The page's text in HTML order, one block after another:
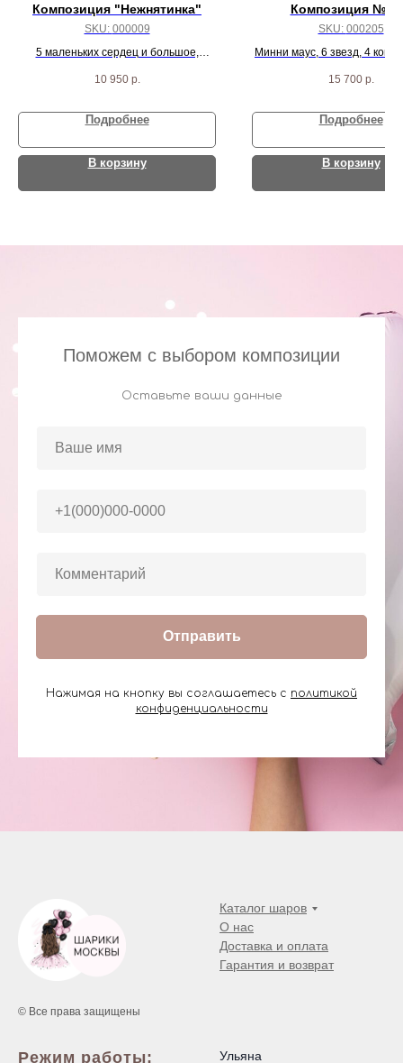
Композиция "Нежнятинка"
SKU: 000009
5 маленьких сердец и большое,
и 5 разноцветных агат шаров
10 950 р.
Подробнее
В корзину
Композиция №
SKU: 000205
Минни маус, 6 звезд, 4
15 700 р.
Подробнее
В корзину
Поможем с выбором композиции
Оставьте ваши данные
Отправить
Нажимая на кнопку вы соглашаетесь с политикой
конфиденциальности
© Все права защищены
Каталог шаров
О нас
Доставка и оплата
Гарантия и возврат
Режим работы: Ульяна